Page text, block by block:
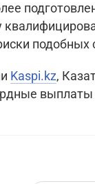
подобных
Kaspi.kz,
выплаты